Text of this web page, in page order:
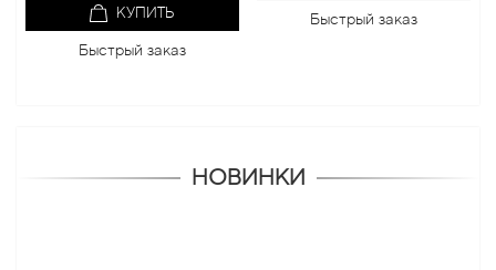
КУПИТЬ
Быстрый заказ
Быстрый заказ
НОВИНКИ